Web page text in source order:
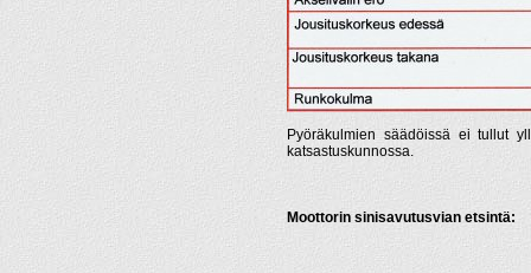
Pyöräkulmien säädöissä ei tullut
katsastuskunnossa.
Moottorin sinisavutusvian etsintä: